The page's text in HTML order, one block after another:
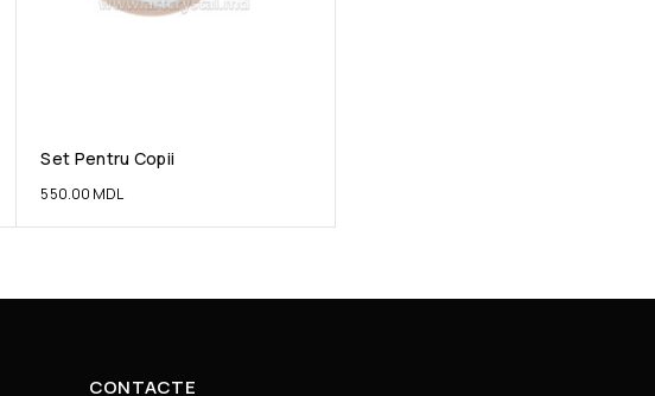
Set Pentru Copii
550.00 MDL
CONTACTE